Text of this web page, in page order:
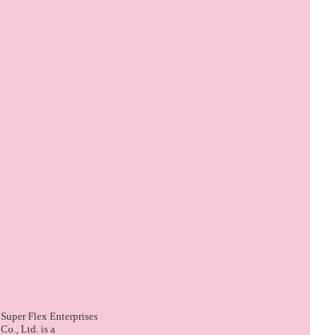
Super Flex Enterprises
Co., Ltd. is a